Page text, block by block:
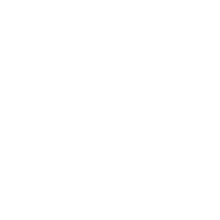
き作成されるも
をご了承くださ
ようお願いしま
社の共同利用者
はありません。
品に未対応品が
年1月12日よ
) : 1000ppm、
ない年数を意
要な手段を講じ
、取り引きをい
ムロン制御